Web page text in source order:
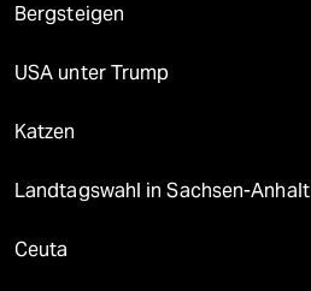
Bergsteigen
USA unter Trump
Katzen
Landtagswahl in Sachsen-Anhalt
Ceuta